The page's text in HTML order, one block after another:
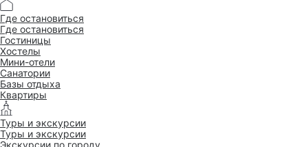
Где остановиться
Где остановиться
Гостиницы
Хостелы
Мини-отели
Санатории
Базы отдыха
Квартиры
Туры и экскурсии
Туры и экскурсии
Экскурсии по городу